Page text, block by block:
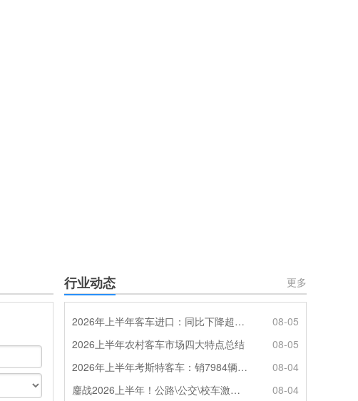
行业动态 更多
2026年上半年客车进口：同比下降超4成，轻客主体地位凸显
08-05
2026上半年农村客车市场四大特点总结
08-05
2026年上半年考斯特客车：销7984辆 6米领涨领跑 电动化提速
08-04
鏖战2026上半年！公路\公交\校车激烈角逐，谁问鼎赛道赢家?
08-04